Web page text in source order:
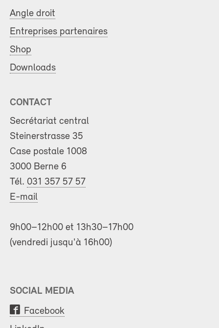
Angle droit
Entreprises partenaires
Shop
Downloads
CONTACT
Secrétariat central
Steinerstrasse 35
Case postale 1008
3000 Berne 6
Tél. 031 357 57 57
E-mail
9h00–12h00 et 13h30–17h00
(vendredi jusqu'à 16h00)
SOCIAL MEDIA
Facebook